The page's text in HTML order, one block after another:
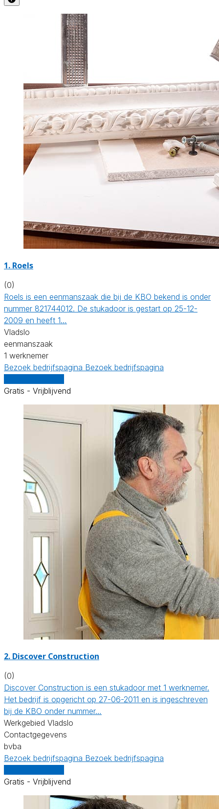
1. Roels
(0)
Roels is een eenmanszaak die bij de KBO bekend is onder
nummer 821744012. De stukadoor is gestart op 25-12-
2009 en heeft 1…
Vladslo
eenmanszaak
1 werknemer
Bezoek bedrijfspagina Bezoek bedrijfspagina
Gratis - Vrijblijvend
2. Discover Construction
(0)
Discover Construction is een stukadoor met 1 werknemer.
Het bedrijf is opgericht op 27-06-2011 en is ingeschreven
bij de KBO onder nummer…
Werkgebied Vladslo
Contactgegevens
bvba
Bezoek bedrijfspagina Bezoek bedrijfspagina
Gratis - Vrijblijvend